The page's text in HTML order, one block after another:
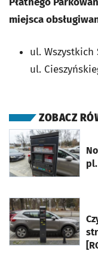
miejsca
ul. Wszystkich
ul.
ZOBACZ
otworzy się w
otworzy się w